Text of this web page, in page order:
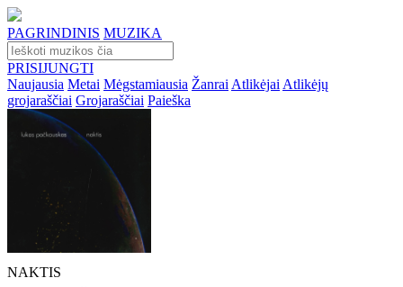
PAGRINDINIS MUZIKA
PRISIJUNGTI
Naujausia Metai Mėgstamiausia Žanrai Atlikėjai Atlikėjų
grojaraščiai Grojaraščiai Paieška
NAKTIS